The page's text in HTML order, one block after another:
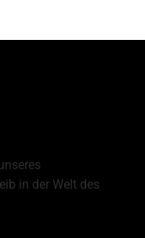
in der Welt des